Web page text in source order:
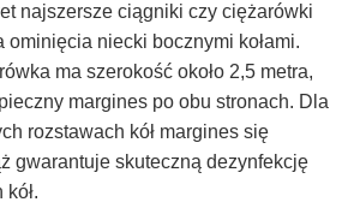
najszersze ciągniki czy ciężarówki
ominięcia niecki bocznymi kołami.
ma szerokość około 2,5 metra,
margines po obu stronach. Dla
rozstawach kół margines się
gwarantuje skuteczną dezynfekcję